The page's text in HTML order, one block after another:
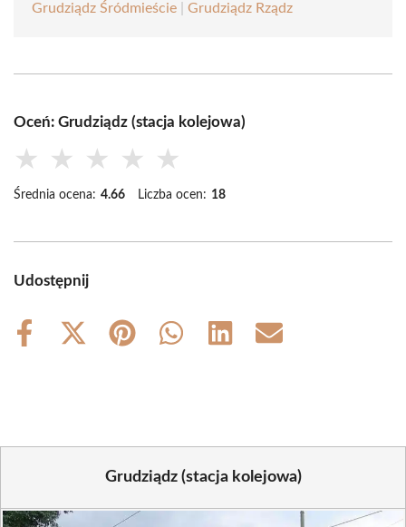
Grudziądz Śródmieście
Grudziądz Rządz
Oceń: Grudziądz (stacja kolejowa)
★ ★ ★ ★ ★
Średnia ocena: 4.66 Liczba ocen: 18
Udostępnij
Share
Share
Share
Share
Share
Share
Grudziądz (stacja kolejowa)